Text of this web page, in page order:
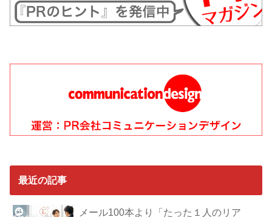
最近の記事
メール100本より「たった１人のリア